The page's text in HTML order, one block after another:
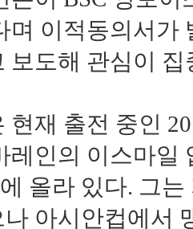
며 이적동의서가
보도해 관심이 집
현재 출전 중인
레인의 이스마일
올라 있다. 그
나 아시안컵에서